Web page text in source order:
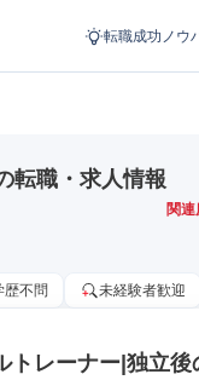
転職成功ノウ
転職・求人情報
関連
歴不問 未経験者歓迎
トレーナー|独立